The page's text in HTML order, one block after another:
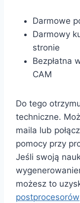
Darmowe
Darmowy
stronie
Bezpłatna
CAM
Do tego
techniczne.
maila lub
pomocy przy
Jeśli swoją
możesz to
postprocesorów